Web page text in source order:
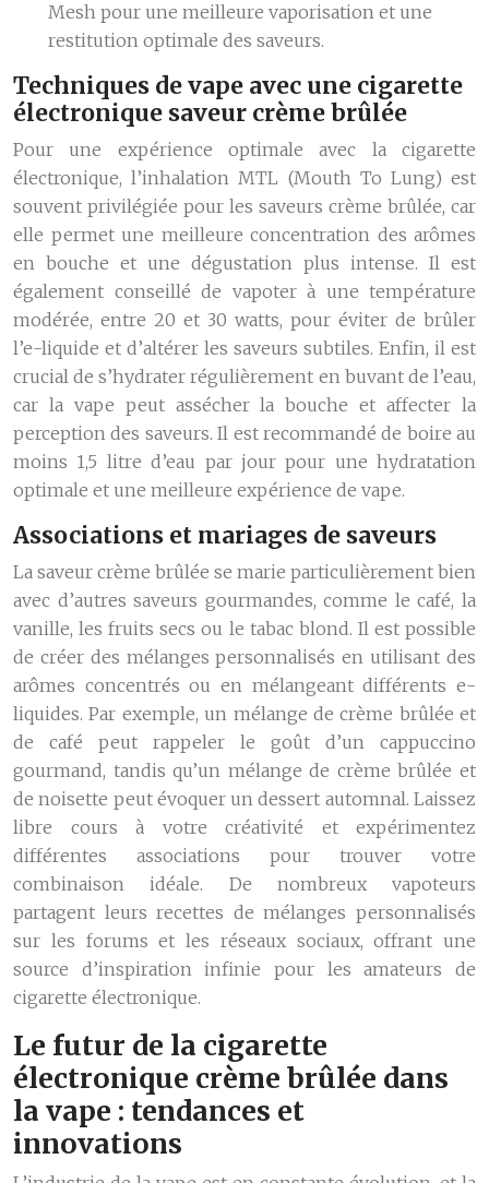
Mesh pour une meilleure vaporisation et une
restitution optimale des saveurs.
Techniques de vape avec une cigarette
électronique saveur crème brûlée
Pour une expérience optimale avec la cigarette
électronique, l’inhalation MTL (Mouth To Lung) est
souvent privilégiée pour les saveurs crème brûlée, car
elle permet une meilleure concentration des arômes
en bouche et une dégustation plus intense. Il est
également conseillé de vapoter à une température
modérée, entre 20 et 30 watts, pour éviter de brûler
l’e-liquide et d’altérer les saveurs subtiles. Enfin, il est
crucial de s’hydrater régulièrement en buvant de l’eau,
car la vape peut assécher la bouche et affecter la
perception des saveurs. Il est recommandé de boire au
moins 1,5 litre d’eau par jour pour une hydratation
optimale et une meilleure expérience de vape.
Associations et mariages de saveurs
La saveur crème brûlée se marie particulièrement bien
avec d’autres saveurs gourmandes, comme le café, la
vanille, les fruits secs ou le tabac blond. Il est possible
de créer des mélanges personnalisés en utilisant des
arômes concentrés ou en mélangeant différents e-
liquides. Par exemple, un mélange de crème brûlée et
de café peut rappeler le goût d’un cappuccino
gourmand, tandis qu’un mélange de crème brûlée et
de noisette peut évoquer un dessert automnal. Laissez
libre cours à votre créativité et expérimentez
différentes associations pour trouver votre
combinaison idéale. De nombreux vapoteurs
partagent leurs recettes de mélanges personnalisés
sur les forums et les réseaux sociaux, offrant une
source d’inspiration infinie pour les amateurs de
cigarette électronique.
Le futur de la cigarette
électronique crème brûlée dans
la vape : tendances et
innovations